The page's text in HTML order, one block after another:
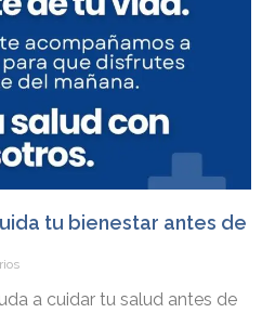
tu bienestar antes de
a cuidar tu salud antes de